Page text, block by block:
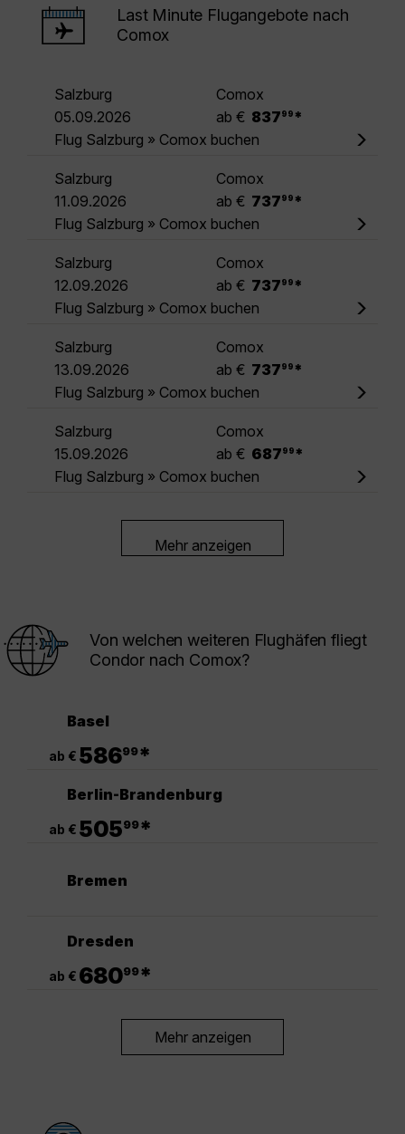
Last Minute Flugangebote nach
Comox
Salzburg
Comox
05.09.2026
ab € 837 99 *
Flug Salzburg » Comox buchen
Salzburg
Comox
11.09.2026
ab € 737 99 *
Flug Salzburg » Comox buchen
Salzburg
Comox
12.09.2026
ab € 737 99 *
Flug Salzburg » Comox buchen
Salzburg
Comox
13.09.2026
ab € 737 99 *
Flug Salzburg » Comox buchen
Salzburg
Comox
15.09.2026
ab € 687 99 *
Flug Salzburg » Comox buchen
Mehr anzeigen
Von welchen weiteren Flughäfen fliegt
Condor nach Comox?
Basel
ab € 58699*
Berlin-Brandenburg
ab € 50599*
Bremen
Dresden
ab € 68099*
Mehr anzeigen